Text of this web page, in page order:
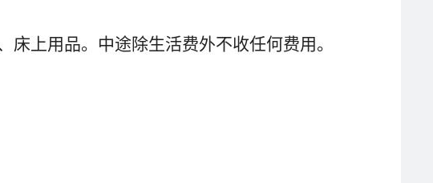
上用品。中途除生活费外不收任何费用。